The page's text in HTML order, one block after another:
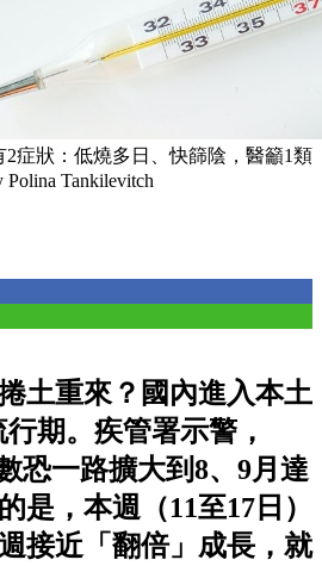
症狀：低燒多日、快篩陰，醫籲1類
Tankilevitch
土重來？國內進入本土
期。疾管署示警，
恐一路擴大到8、9月達
是，本週（11至17日）
接近「翻倍」成長，就